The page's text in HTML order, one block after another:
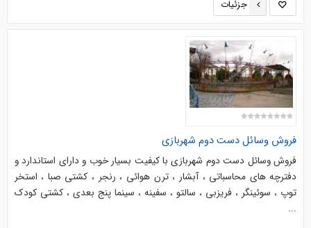
جزئیات
فروش وسائل دست دوم شهربازی
فروش وسائل دست دوم شهربازی با کیفیت بسیار خوب و دارای استاندارد و
دفترچه های محاسباتی ، آبشار ، ترن هوائی ، رنجر ، کشتی صبا ، استخر
توپ ، سوئینگر ، فریزبی ، سالتو ، سفینه ، سینما پنج بعدی ، کشتی کودک
...